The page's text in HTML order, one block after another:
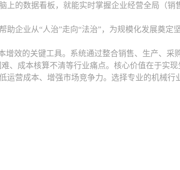
上的数据看板，就能实时掌握企业经营全局（销
企业从“人治”走向“法治”，为规模化发展奠定坚
增效的关键工具。系统通过整合销售、生产、采
、成本核算不清等行业痛点。核心价值在于实
运营成本、增强市场竞争力。选择专业的机械行